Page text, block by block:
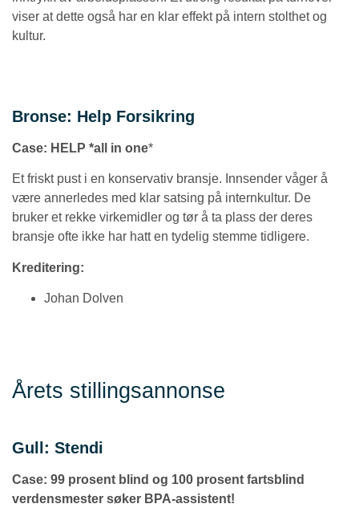
viser at dette også har en klar effekt på intern stolthet og
kultur.
Bronse: Help Forsikring
Case: HELP *all in one*
Et friskt pust i en konservativ bransje. Innsender våger å
være annerledes med klar satsing på internkultur. De
bruker et rekke virkemidler og tør å ta plass der deres
bransje ofte ikke har hatt en tydelig stemme tidligere.
Kreditering:
Johan Dolven
Årets stillingsannonse
Gull: Stendi
Case: 99 prosent blind og 100 prosent fartsblind
verdensmester søker BPA-assistent!